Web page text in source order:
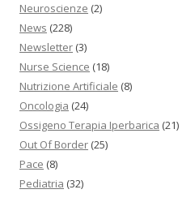
Neuroscienze (2)
News (228)
Newsletter (3)
Nurse Science (18)
Nutrizione Artificiale (8)
Oncologia (24)
Ossigeno Terapia Iperbarica (21)
Out Of Border (25)
Pace (8)
Pediatria (32)